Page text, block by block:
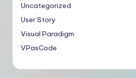
Uncategorized
User Story
Visual Paradigm
VPasCode